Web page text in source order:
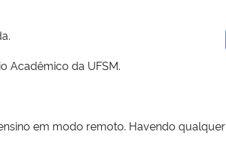
Acadêmico da UFSM.
em modo remoto. Havendo qualquer